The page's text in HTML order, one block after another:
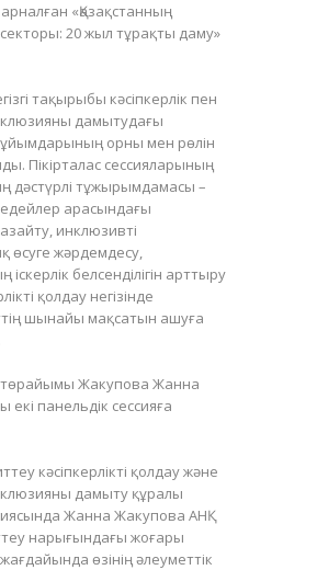
«Қазақстанның
20 жыл тұрақты даму»
тақырыбы кәсіпкерлік пен
дамытудағы
орны мен рөлін
Пікірталас сессияларының
дәстүрлі тұжырымдамасы –
арасындағы
инклюзивті
өсуге жәрдемдесу,
белсенділігін арттыру
қолдау негізінде
шынайы мақсатын ашуға
төрайымы Жакупова Жанна
екі панельдік сессияға
кәсіпкерлікті қолдау және
дамыту құралы
Жанна Жакупова АНҚ
нарығындағы жоғары
өзінің әлеуметтік